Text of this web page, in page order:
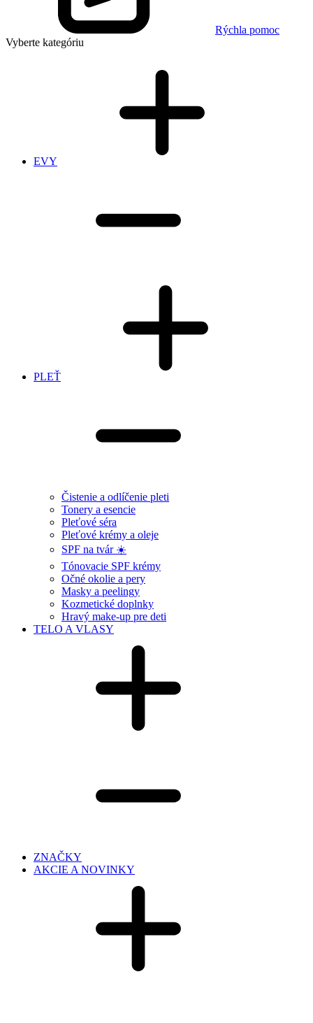
Rýchla pomoc
Vyberte kategóriu
EVY
PLEŤ
Čistenie a odlíčenie pleti
Tonery a esencie
Pleťové séra
Pleťové krémy a oleje
SPF na tvár ☀️
Tónovacie SPF krémy
Očné okolie a pery
Masky a peelingy
Kozmetické doplnky
Hravý make-up pre deti
TELO A VLASY
ZNAČKY
AKCIE A NOVINKY